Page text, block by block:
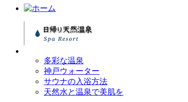
多彩な温泉
神戸ウォーター
サウナの入浴方法
天然水と温泉で美肌を